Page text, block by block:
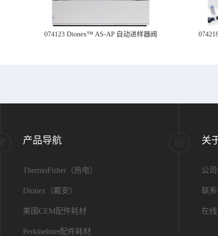
074123 Dionex™ AS-AP 自动进样器阀
产品导航
ThermoFisher（热电）
Dionex（戴安）
美国CEM配件耗材
Perkinelmer配件耗材
关
公
联
在